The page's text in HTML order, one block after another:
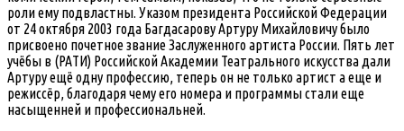
роли ему подвластны. Указом президента Российской Федерации
от 24 октября 2003 года Багдасарову Артуру Михайловичу было
присвоено почетное звание Заслуженного артиста России. Пять лет
учёбы в (РАТИ) Российской Академии Театрального искусства дали
Артуру ещё одну профессию, теперь он не только артист а еще и
режиссёр, благодаря чему его номера и программы стали еще
насыщенней и профессиональней.